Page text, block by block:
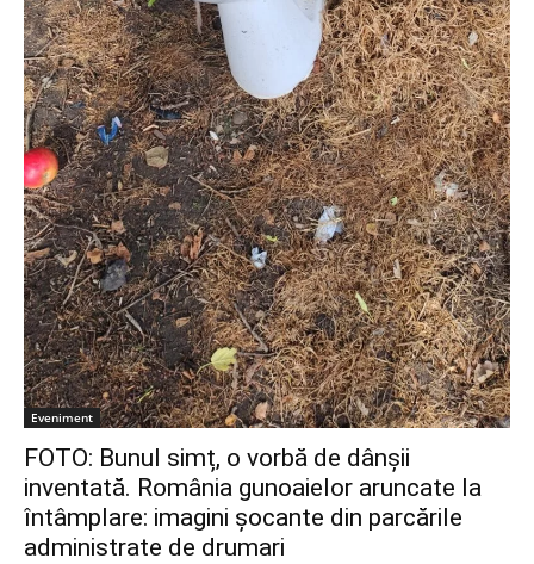
Eveniment
FOTO: Bunul simț, o vorbă de dânșii
inventată. România gunoaielor aruncate la
întâmplare: imagini șocante din parcările
administrate de drumari